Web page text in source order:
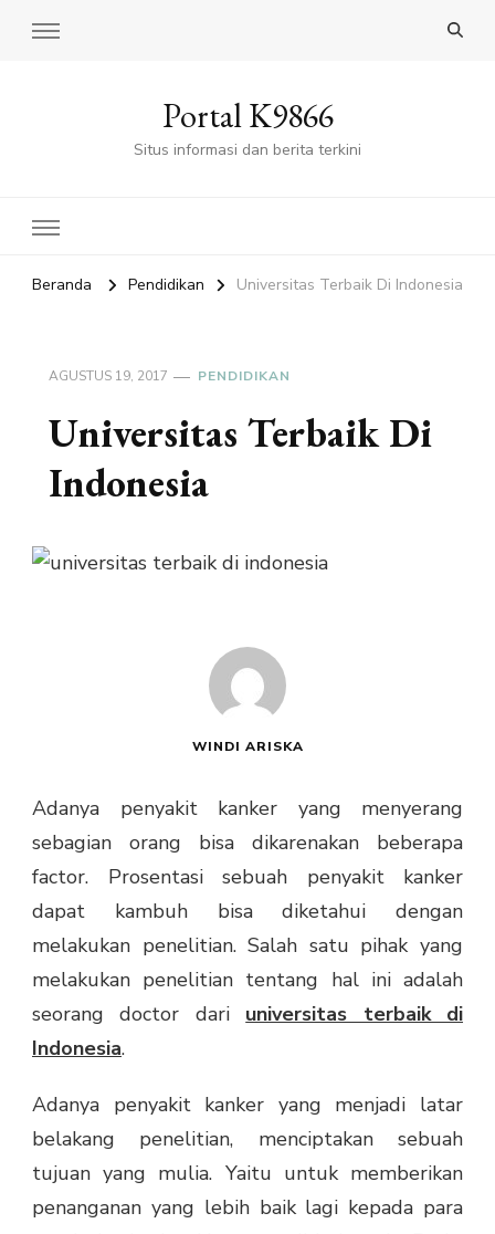
Portal K9866
Situs informasi dan berita terkini
Beranda Pendidikan Universitas Terbaik Di Indonesia
AGUSTUS 19, 2017 PENDIDIKAN
Universitas Terbaik Di
Indonesia
WINDI ARISKA
Adanya penyakit kanker yang menyerang
sebagian orang bisa dikarenakan beberapa
factor. Prosentasi sebuah penyakit kanker
dapat kambuh bisa diketahui dengan
melakukan penelitian. Salah satu pihak yang
melakukan penelitian tentang hal ini adalah
seorang doctor dari universitas terbaik di
Indonesia.
Adanya penyakit kanker yang menjadi latar
belakang penelitian, menciptakan sebuah
tujuan yang mulia. Yaitu untuk memberikan
penanganan yang lebih baik lagi kepada para